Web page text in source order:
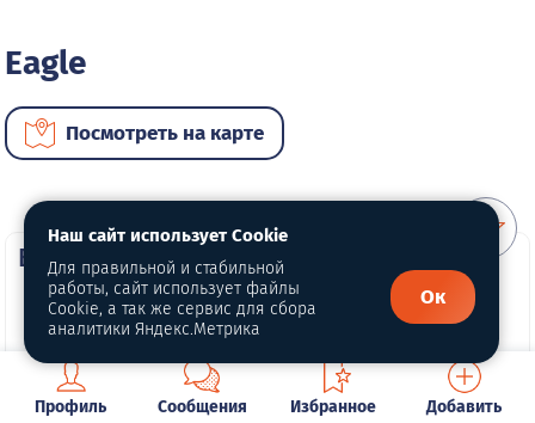
Eagle
Посмотреть на карте
ВИП автомобили
Профиль Сообщения Избранное Добавить
Наш сайт использует Cookie
Для правильной и стабильной
работы, сайт использует файлы
Cookie, а так же сервис для сбора
аналитики Яндекс.Метрика
Ок